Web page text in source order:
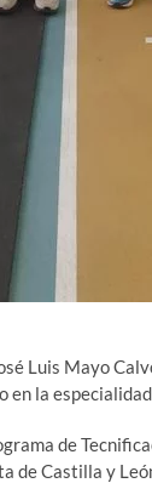
Luis Mayo
la
de
de Castilla y